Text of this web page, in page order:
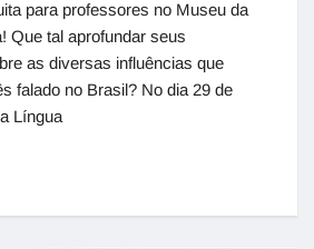
para professores no Museu da
Que tal aprofundar seus
as diversas influências que
falado no Brasil? No dia 29 de
Língua